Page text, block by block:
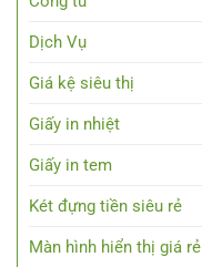
Dịch Vụ
Giá kệ siêu thị
Giấy in nhiệt
Giấy in tem
Két đựng tiền siêu rẻ
Màn hình hiển thị giá rẻ